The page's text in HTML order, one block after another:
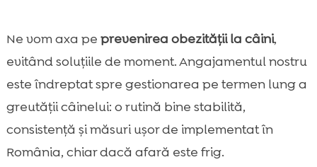
alternative mai bune
Mișcare în apartament: idei de activitate
când afară e frig
Jocuri de stimulare mentală care ard
energie și reduc cerșitul
 Plimbări de iarnă eficiente în România:
scurte, dese și sigure
Ne vom axa pe prevenirea obezității la câini,
evitând soluțiile de moment. Angajamentul nostru
este îndreptat spre gestionarea pe termen lung a
greutății câinelui: o rutină bine stabilită,
consistență și măsuri ușor de implementat în
România, chiar dacă afară este frig.